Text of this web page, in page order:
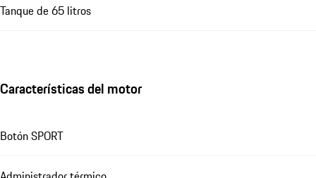
Tanque de 65 litros
Características del motor
Botón SPORT